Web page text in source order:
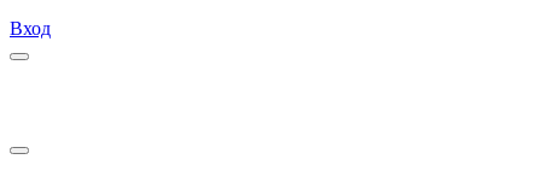
Вход